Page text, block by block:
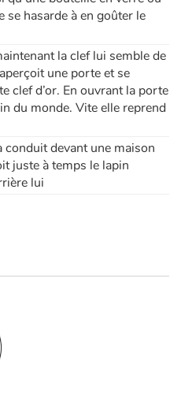
se hasarde à en goûter le
la clef lui semble de
une porte et se
clef d’or. En ouvrant la porte
du monde. Vite elle reprend
devant une maison
juste à temps le lapin
lui